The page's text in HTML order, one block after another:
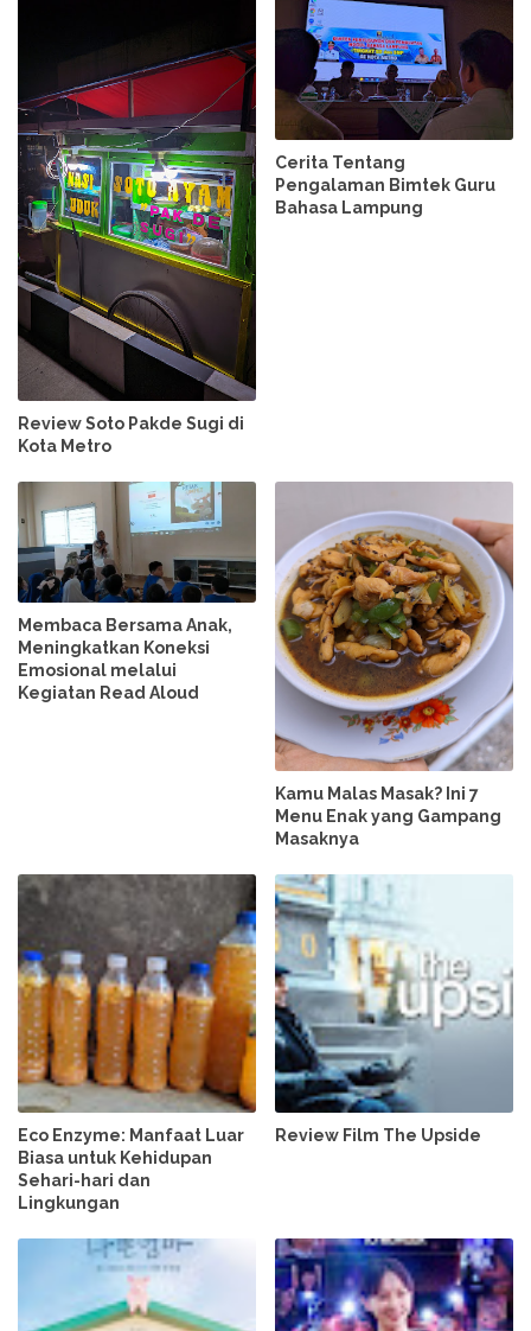
Review Soto Pakde Sugi di
Kota Metro
Cerita Tentang
Pengalaman Bimtek Guru
Bahasa Lampung
Membaca Bersama Anak,
Meningkatkan Koneksi
Emosional melalui
Kegiatan Read Aloud
Kamu Malas Masak? Ini 7
Menu Enak yang Gampang
Masaknya
Eco Enzyme: Manfaat Luar
Biasa untuk Kehidupan
Sehari-hari dan
Lingkungan
Review Film The Upside